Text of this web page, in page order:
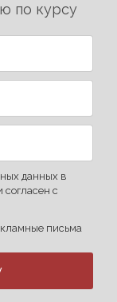
по курсу
данных в
согласен с
письма